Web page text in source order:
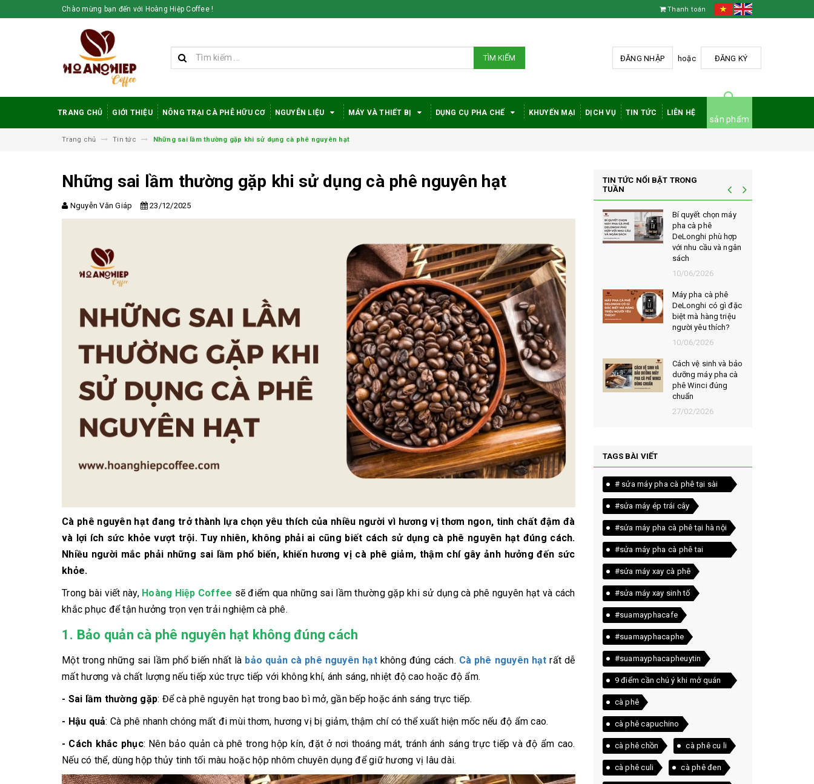
Chào mừng bạn đến với Hoàng Hiệp Coffee ! Thanh toán
TÌM KIẾM ĐĂNG NHẬP hoặc ĐĂNG KÝ
TRANG CHỦ GIỚI THIỆU NÔNG TRẠI CÀ PHÊ HỮU CƠ NGUYÊN LIỆU MÁY VÀ THIẾT BỊ DỤNG CỤ PHA CHẾ KHUYẾN MẠI DỊCH VỤ TIN TỨC LIÊN HỆ
sản phẩm
Trang chủ Tin tức Những sai lầm thường gặp khi sử dụng cà phê nguyên hạt
Những sai lầm thường gặp khi sử dụng cà phê nguyên hạt
Nguyễn Văn Giáp 23/12/2025
Cà phê nguyên hạt đang trở thành lựa chọn yêu thích của nhiều người vì hương vị thơm ngon, tinh chất đậm đà
và lợi ích sức khỏe vượt trội. Tuy nhiên, không phải ai cũng biết cách sử dụng cà phê nguyên hạt đúng cách.
Nhiều người mắc phải những sai lầm phổ biến, khiến hương vị cà phê giảm, thậm chí gây ảnh hưởng đến sức
khỏe.
Trong bài viết này, Hoàng Hiệp Coffee sẽ điểm qua những sai lầm thường gặp khi sử dụng cà phê nguyên hạt và cách
khắc phục để tận hưởng trọn vẹn trải nghiệm cà phê.
1. Bảo quản cà phê nguyên hạt không đúng cách
Một trong những sai lầm phổ biến nhất là bảo quản cà phê nguyên hạtkhông đúng cách. Cà phê nguyên hạt rất dễ
mất hương và chất lượng nếu tiếp xúc trực tiếp với không khí, ánh sáng, nhiệt độ cao hoặc độ ẩm.
- Sai lầm thường gặp: Để cà phê nguyên hạt trong bao bì mở, gần bếp hoặc ánh sáng trực tiếp.
- Hậu quả: Cà phê nhanh chóng mất đi mùi thơm, hương vị bị giảm, thậm chí có thể xuất hiện mốc nếu độ ẩm cao.
- Cách khắc phục: Nên bảo quản cà phê trong hộp kín, đặt ở nơi thoáng mát, tránh ánh sáng trực tiếp và độ ẩm cao.
Nếu có thể, dùng hộp thủy tinh tối màu hoặc hộp nhôm chuyên dụng để giữ hương vị lâu dài.
TIN TỨC NỔI BẬT TRONG
TUẦN
cà phê hạt rang
mộc thơm ngon,
chuẩn vị
10/06/2026
Những tiêu chí đánh
giá một loại bột cà
phê nguyên chất
ngon
với nhu cầu và ngân
sách
10/06/2026
Máy pha cà phê
DeLonghi có gì đặc
biệt mà hàng triệu
người yêu thích?
10/06/2026
Cách vệ sinh và bảo
dưỡng máy pha cà
phê Winci đúng
chuẩn
27/02/2026
trong giới sành cà
phê?
10/06/2026
Bí quyết chọn mua
cà phê hạt rang
mộc thơm ngon,
chuẩn vị
10/06/2026
Những tiêu chí đánh
giá một loại bột cà
phê nguyên chất
ngon
10/06/2026
Bí quyết chọn máy
pha cà phê
DeLonghi phù hợp
với nhu cầu và ngân
sách
10/06/2026
Máy pha cà phê
DeLonghi có gì đặc
biệt mà hàng triệu
người yêu thích?
10/06/2026
Cách vệ sinh và bảo
dưỡng máy pha cà
phê Winci đúng
chuẩn
27/02/2026
TAGS BÀI VIẾT
# sửa máy pha cà phê tại sài
gòn
#sửa máy ép trái cây
#sửa máy pha cà phê tại hà nội
#sửa máy pha cà phê tai
quảng trị
#sửa máy xay cà phê
#sửa máy xay sinh tố
#suamayphacafe
#suamayphacaphe
#suamayphacapheuytin
9 điểm cần chú ý khi mở quán
cà phê
cà phê
cà phê capuchino
cà phê chồn cà phê cu li
cà phê culi cà phê đen